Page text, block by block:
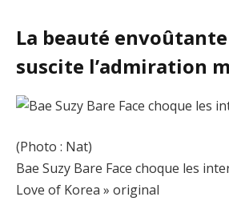
La beauté envoûtante
suscite l’admiration
(Photo : Nat)
Bae Suzy Bare Face choque les
Love of Korea » original